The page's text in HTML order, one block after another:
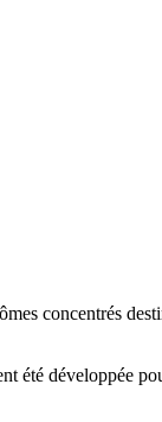
concentrés
été développée